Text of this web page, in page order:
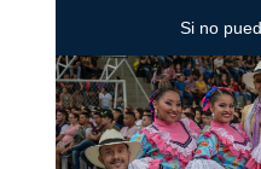
Si no